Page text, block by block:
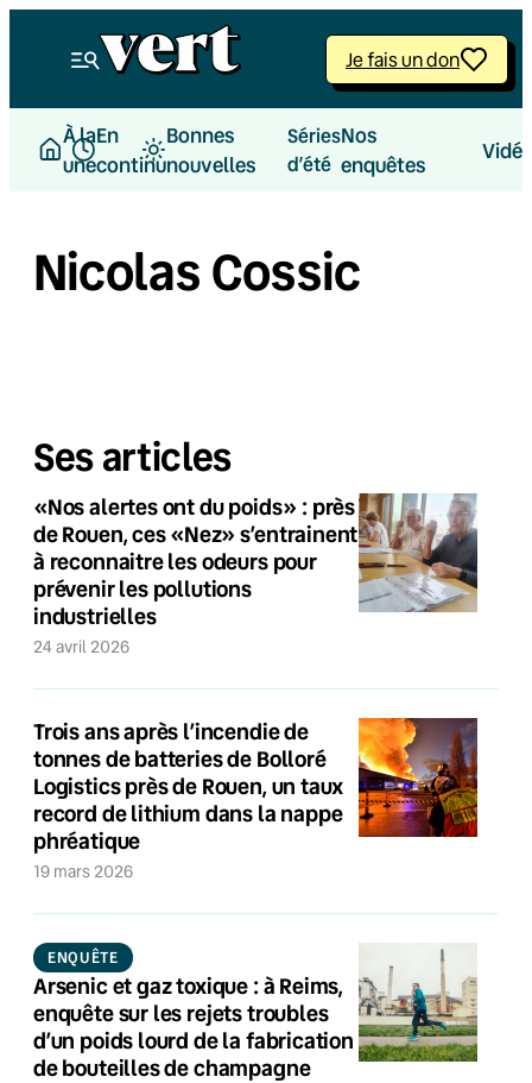
Je fais un don
À la
une
En
continu
Bonnes
nouvelles
Séries
d’été
Nos
enquêtes
Nicolas Cossic
Ses articles
«Nos alertes ont du poids» : près
de Rouen, ces «Nez» s’entrainent
à reconnaitre les odeurs pour
prévenir les pollutions
industrielles
24 avril 2026
Trois ans après l’incendie de
tonnes de batteries de Bolloré
Logistics près de Rouen, un taux
record de lithium dans la nappe
phréatique
19 mars 2026
ENQUÊTE
Arsenic et gaz toxique : à Reims,
enquête sur les rejets troubles
d’un poids lourd de la fabrication
de bouteilles de champagne